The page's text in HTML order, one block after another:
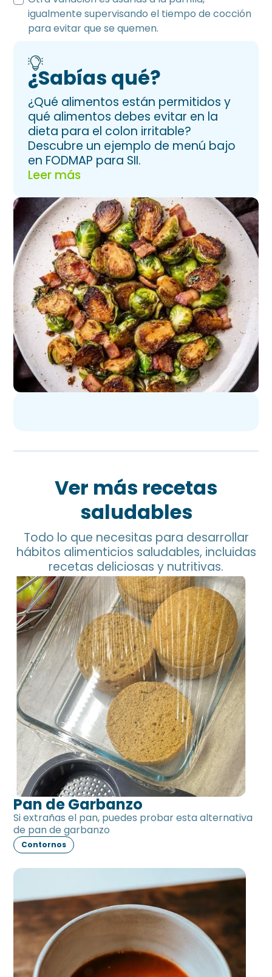
igualmente supervisando el tiempo de cocción
para evitar que se quemen.
¿Sabías qué?
¿Qué alimentos están permitidos y
qué alimentos debes evitar en la
dieta para el colon irritable?
Descubre un ejemplo de menú bajo
en FODMAP para SII.
Leer más
Ver más recetas
saludables
Todo lo que necesitas para desarrollar
hábitos alimenticios saludables, incluidas
recetas deliciosas y nutritivas.
Pan de Garbanzo
Pan de Garbanzo
Si extrañas el pan, puedes probar esta alternativa
de pan de garbanzo
Contornos
Salsa de tomate sin tomate